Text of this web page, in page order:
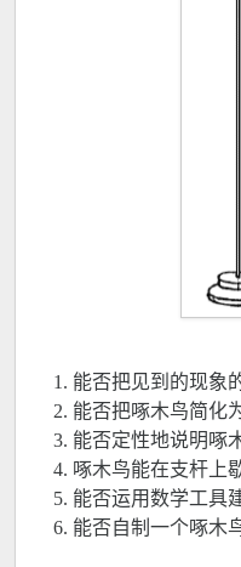
能否把见到的现象
能否把啄木鸟简化
能否定性地说明啄
啄木鸟能在支杆上
能否运用数学工具
能否自制一个啄木